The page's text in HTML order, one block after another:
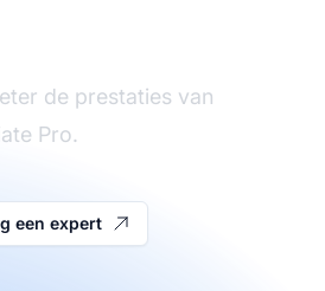
de prestaties van
Pro.
een expert